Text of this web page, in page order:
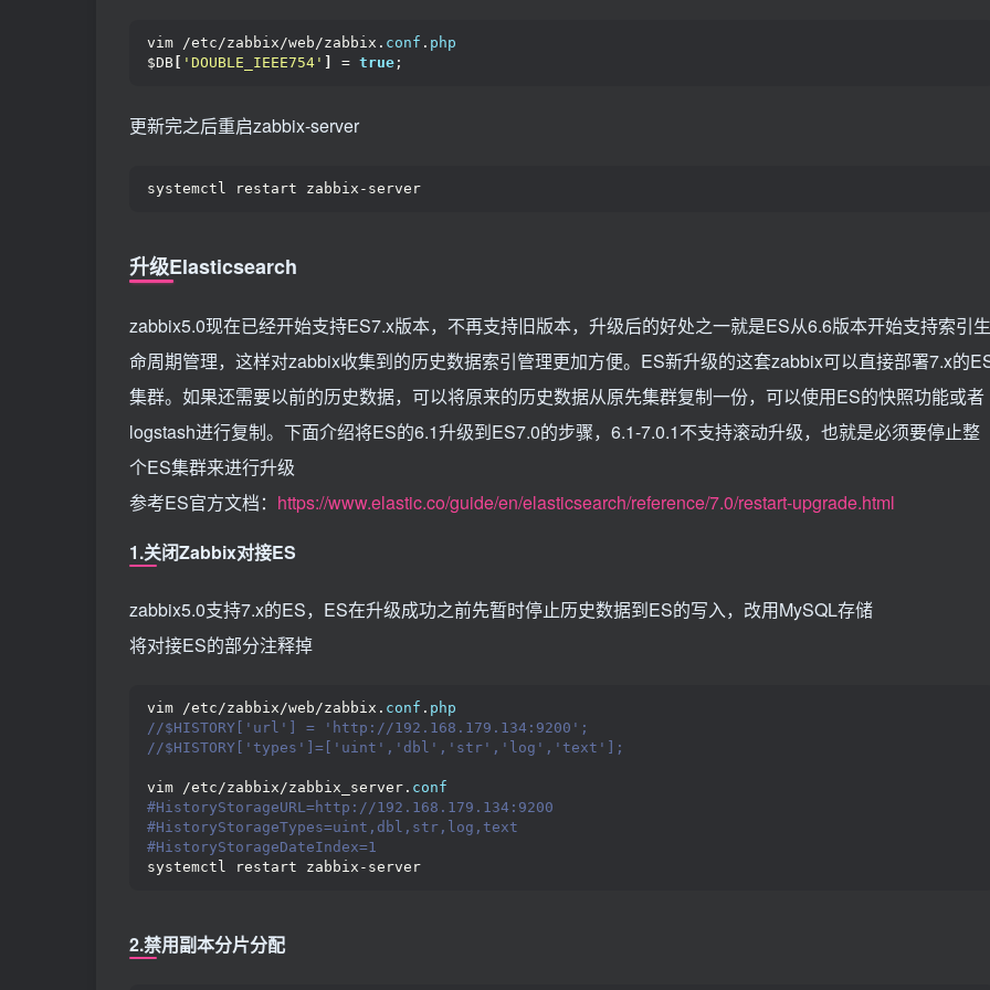
vim /etc/zabbix/web/zabbix. conf . php
$DB
'DOUBLE_IEEE754' = true ;
更新完之后重启zabbix-server
systemctl restart zabbix-server
升级Elasticsearch
zabbix5.0现在已经开始支持ES7.x版本，不再支持旧版本，升级后的好处之一就是ES从6.6版本开始支持索引生
命周期管理，这样对zabbix收集到的历史数据索引管理更加方便。ES新升级的这套zabbix可以直接部署7.x的
集群。如果还需要以前的历史数据，可以将原来的历史数据从原先集群复制一份，可以使用ES的快照功能或者
logstash进行复制。下面介绍将ES的6.1升级到ES7.0的步骤，6.1-7.0.1不支持滚动升级，也就是必须要停止整
个ES集群来进行升级
参考ES官方文档： https://www.elastic.co/guide/en/elasticsearch/reference/7.0/restart-upgrade.html
1.关闭Zabbix对接ES
zabbix5.0支持7.x的ES，ES在升级成功之前先暂时停止历史数据到ES的写入，改用MySQL存储
将对接ES的部分注释掉
vim /etc/zabbix/web/zabbix. conf . php
//$HISTORY['url'] = 'http://192.168.179.134:9200';
//$HISTORY['types']=['uint','dbl','str','log','text'];
vim /etc/zabbix/zabbix_server. conf
#HistoryStorageURL=http://192.168.179.134:9200
#HistoryStorageTypes=uint,dbl,str,log,text
#HistoryStorageDateIndex=1
systemctl restart zabbix-server
2.禁用副本分片分配